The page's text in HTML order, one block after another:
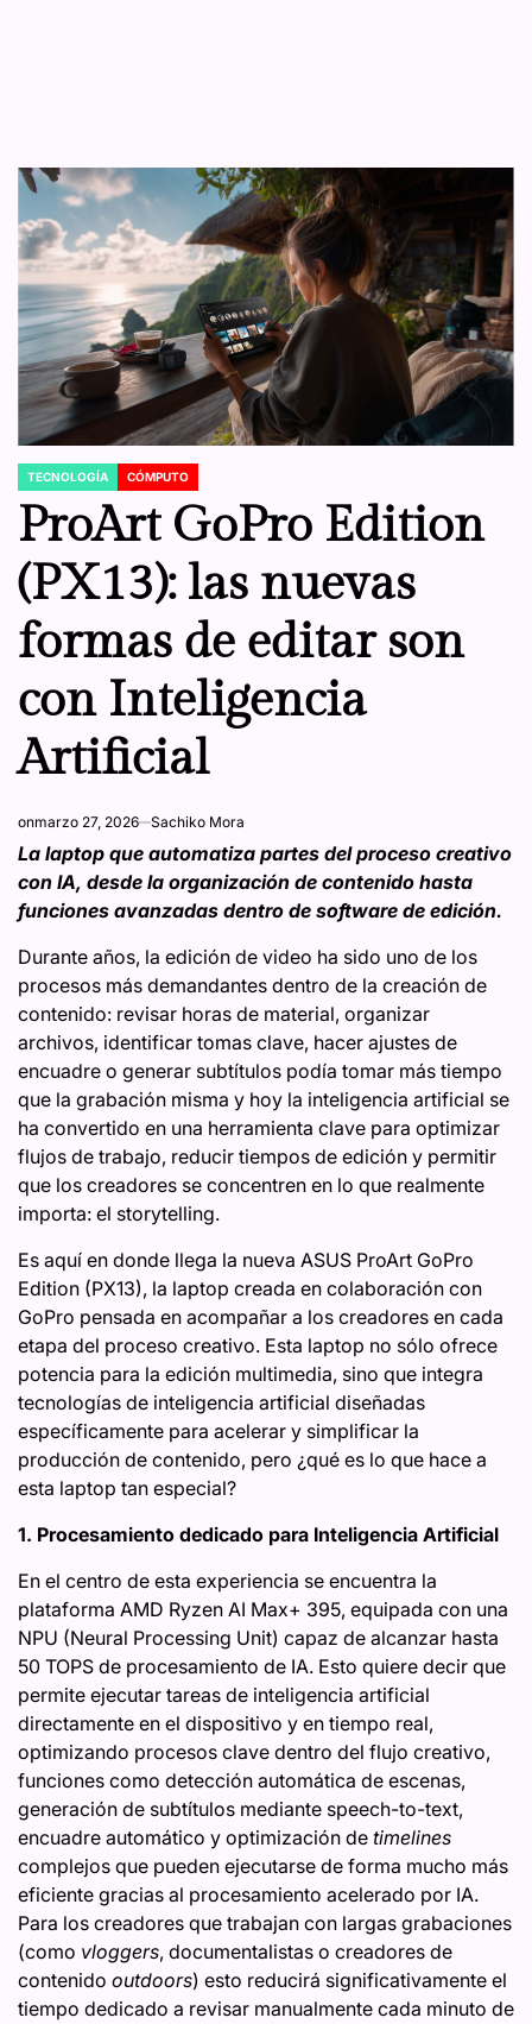
POSTED
IN
TECNOLOGÍA CÓMPUTO
ProArt GoPro Edition
(PX13): las nuevas
formas de editar son
con Inteligencia
Artificial
onmarzo 27, 2026 Sachiko Mora
La laptop que automatiza partes del proceso creativo
con IA, desde la organización de contenido hasta
funciones avanzadas dentro de software de edición.
Durante años, la edición de video ha sido uno de los
procesos más demandantes dentro de la creación de
contenido: revisar horas de material, organizar
archivos, identificar tomas clave, hacer ajustes de
encuadre o generar subtítulos podía tomar más tiempo
que la grabación misma y hoy la inteligencia artificial se
ha convertido en una herramienta clave para optimizar
flujos de trabajo, reducir tiempos de edición y permitir
que los creadores se concentren en lo que realmente
importa: el storytelling.
Es aquí en donde llega la nueva ASUS ProArt GoPro
Edition (PX13), la laptop creada en colaboración con
GoPro pensada en acompañar a los creadores en cada
etapa del proceso creativo. Esta laptop no sólo ofrece
potencia para la edición multimedia, sino que integra
tecnologías de inteligencia artificial diseñadas
específicamente para acelerar y simplificar la
producción de contenido, pero ¿qué es lo que hace a
esta laptop tan especial?
1. Procesamiento dedicado para Inteligencia Artificial
En el centro de esta experiencia se encuentra la
plataforma AMD Ryzen AI Max+ 395, equipada con una
NPU (Neural Processing Unit) capaz de alcanzar hasta
50 TOPS de procesamiento de IA. Esto quiere decir que
permite ejecutar tareas de inteligencia artificial
directamente en el dispositivo y en tiempo real,
optimizando procesos clave dentro del flujo creativo,
funciones como detección automática de escenas,
generación de subtítulos mediante speech-to-text,
encuadre automático y optimización de timelines
complejos que pueden ejecutarse de forma mucho más
eficiente gracias al procesamiento acelerado por IA.
Para los creadores que trabajan con largas grabaciones
(como vloggers, documentalistas o creadores de
contenido outdoors) esto reducirá significativamente el
tiempo dedicado a revisar manualmente cada minuto de